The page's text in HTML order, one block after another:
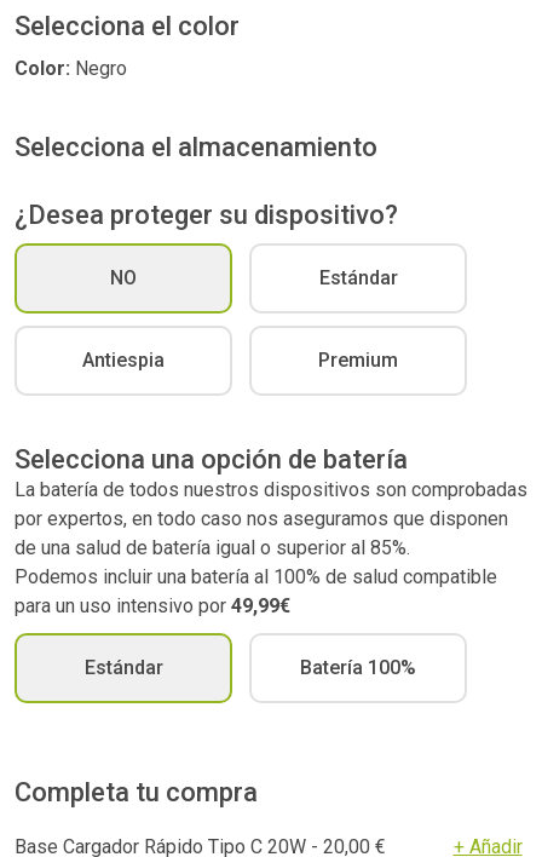
Selecciona el color
Color: Negro
Selecciona el almacenamiento
¿Desea proteger su dispositivo?
NO Estándar
Antiespia Premium
Selecciona una opción de batería
La batería de todos nuestros dispositivos son comprobadas
por expertos, en todo caso nos aseguramos que disponen
de una salud de batería igual o superior al 85%.
Podemos incluir una batería al 100% de salud compatible
para un uso intensivo por 49,99€
Estándar Batería 100%
Completa tu compra
Base Cargador Rápido Tipo C 20W - 20,00 € + Añadir